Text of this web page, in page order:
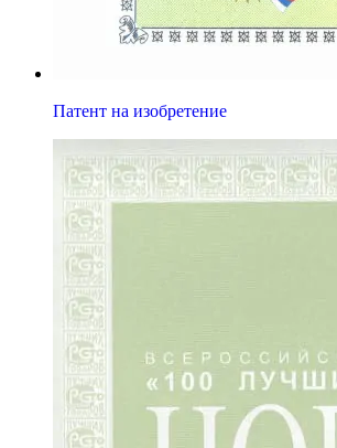
Патент на изобретение